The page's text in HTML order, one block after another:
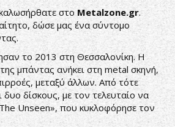
στο Metalzone.gr.
δώσε μας ένα σύντομο
το 2013 στη Θεσσαλονίκη. Η
μπάντας ανήκει στη metal σκηνή,
μεταξύ άλλων. Από τότε
δυο δίσκους, με τον τελευταίο να
Unseen», που κυκλοφόρησε τον